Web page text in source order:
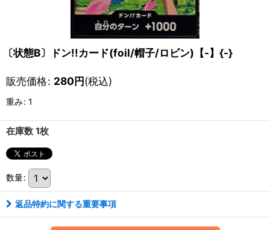
〔状態B〕ドン!!カード(foil/帽子/ロビン)【-】{-}
販売価格: 280円(税込)
重み: 1
在庫数 1枚
数量:
返品特約に関する重要事項